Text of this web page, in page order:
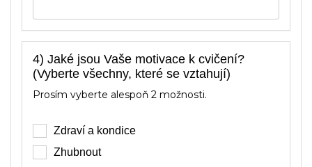
4) Jaké jsou Vaše motivace k cvičení?
(Vyberte všechny, které se vztahují)
Prosím vyberte alespoň 2 možnosti.
Zdraví a kondice
Zhubnout